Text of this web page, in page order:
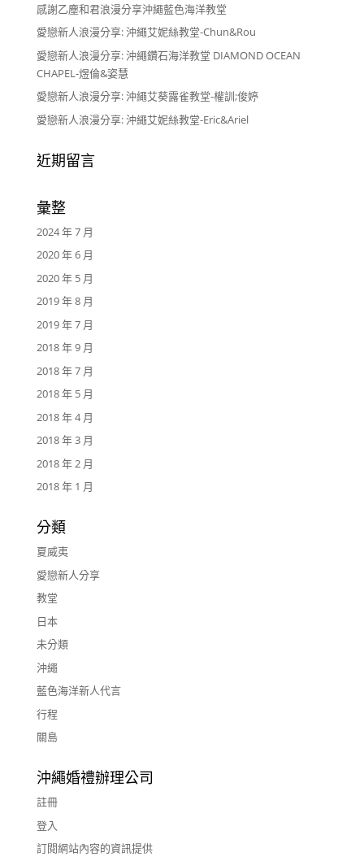
感謝乙塵和君浪漫分享沖繩藍色海洋教堂
愛戀新人浪漫分享: 沖繩艾妮絲教堂-Chun&Rou
愛戀新人浪漫分享: 沖繩鑽石海洋教堂 DIAMOND OCEAN
CHAPEL-煜倫&姿慧
愛戀新人浪漫分享: 沖繩艾葵露雀教堂-權訓;俊婷
愛戀新人浪漫分享: 沖繩艾妮絲教堂-Eric&Ariel
近期留言
彙整
2024 年 7 月
2020 年 6 月
2020 年 5 月
2019 年 8 月
2019 年 7 月
2018 年 9 月
2018 年 7 月
2018 年 5 月
2018 年 4 月
2018 年 3 月
2018 年 2 月
2018 年 1 月
分類
夏威夷
愛戀新人分享
教堂
日本
未分類
沖繩
藍色海洋新人代言
行程
關島
沖繩婚禮辦理公司
註冊
登入
訂閱網站內容的資訊提供